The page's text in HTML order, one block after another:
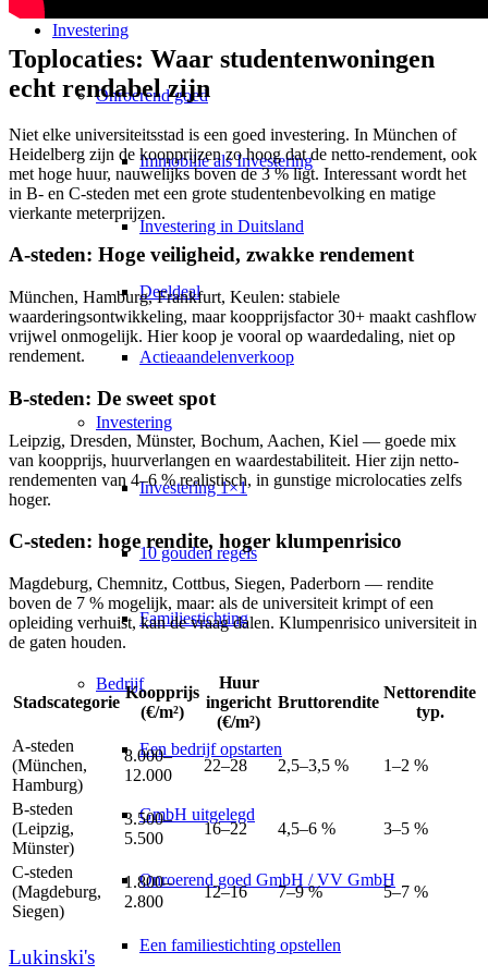
Investering
Onroerend goed
Immobilie als Investering
Investering in Duitsland
Deeldeal
Actieaandelenverkoop
Investering
Investering 1×1
10 gouden regels
Familiestichting
Bedrijf
Een bedrijf opstarten
GmbH uitgelegd
Onroerend goed GmbH / VV GmbH
Een familiestichting opstellen
Toplocaties: Waar studentenwoningen
echt rendabel zijn
Niet elke universiteitsstad is een goed investering. In München of
Heidelberg zijn de koopprijzen zo hoog dat de netto-rendement, ook
met hoge huur, nauwelijks boven de 3 % ligt. Interessant wordt het
in B- en C-steden met een grote studentenbevolking en matige
vierkante meterprijzen.
A-steden: Hoge veiligheid, zwakke rendement
München, Hamburg, Frankfurt, Keulen: stabiele
waarderingsontwikkeling, maar koopprijsfactor 30+ maakt cashflow
vrijwel onmogelijk. Hier koop je vooral op waardedaling, niet op
rendement.
B-steden: De sweet spot
Leipzig, Dresden, Münster, Bochum, Aachen, Kiel — goede mix
van koopprijs, huurverlangen en waardestabiliteit. Hier zijn netto-
rendementen van 4–6 % realistisch, in gunstige microlocaties zelfs
hoger.
C-steden: hoge rendite, hoger klumpenrisico
Magdeburg, Chemnitz, Cottbus, Siegen, Paderborn — rendite
boven de 7 % mogelijk, maar: als de universiteit krimpt of een
opleiding verhuist, kan de vraag dalen. Klumpenrisico universiteit in
de gaten houden.
Stadscategorie
Koopprijs
(€/m²)
Huur
ingericht
(€/m²)
Bruttorendite
Nettorendite
typ.
A-steden
(München,
Hamburg)
8.000–
12.000
22–28 2,5–3,5 % 1–2 %
B-steden
(Leipzig,
Münster)
3.500–
5.500
16–22 4,5–6 % 3–5 %
C-steden
(Magdeburg,
Siegen)
1.800–
2.800
12–16 7–9 % 5–7 %
Lukinski's